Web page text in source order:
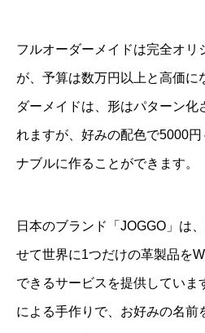
フルオーダーメイドは完全オリ
が、予算は数万円以上と高価に
ダーメイドは、形はパターン化
れますが、好みの配色で5000
ナブルに作ることができます。
日本のブランド「JOGGO」は
せて世界に1つだけの革製品を
できるサービスを提供していま
による手作りで、お好みの名前